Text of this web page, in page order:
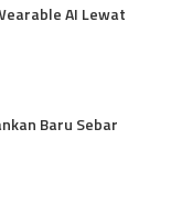
AI Lewat
Baru Sebar